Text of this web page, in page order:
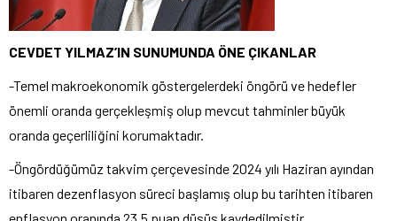
CEVDET YILMAZ’IN SUNUMUNDA ÖNE ÇIKANLAR
-Temel makroekonomik göstergelerdeki öngörü ve hedefler
önemli oranda gerçekleşmiş olup mevcut tahminler büyük
oranda geçerliliğini korumaktadır.
-Öngördüğümüz takvim çerçevesinde 2024 yılı Haziran ayından
itibaren dezenflasyon süreci başlamış olup bu tarihten itibaren